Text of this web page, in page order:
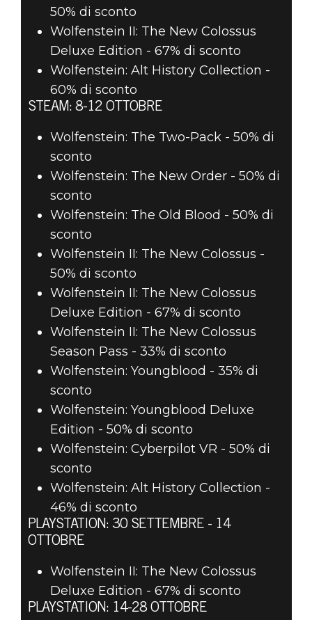
50% di sconto
Wolfenstein II: The New Colossus
Deluxe Edition - 67% di sconto
Wolfenstein: Alt History Collection -
60% di sconto
STEAM: 8-12 OTTOBRE
Wolfenstein: The Two-Pack - 50% di
sconto
Wolfenstein: The New Order - 50% di
sconto
Wolfenstein: The Old Blood - 50% di
sconto
Wolfenstein II: The New Colossus -
50% di sconto
Wolfenstein II: The New Colossus
Deluxe Edition - 67% di sconto
Wolfenstein II: The New Colossus
Season Pass - 33% di sconto
Wolfenstein: Youngblood - 35% di
sconto
Wolfenstein: Youngblood Deluxe
Edition - 50% di sconto
Wolfenstein: Cyberpilot VR - 50% di
sconto
Wolfenstein: Alt History Collection -
46% di sconto
PLAYSTATION: 30 SETTEMBRE - 14
OTTOBRE
Wolfenstein II: The New Colossus
Deluxe Edition - 67% di sconto
PLAYSTATION: 14-28 OTTOBRE